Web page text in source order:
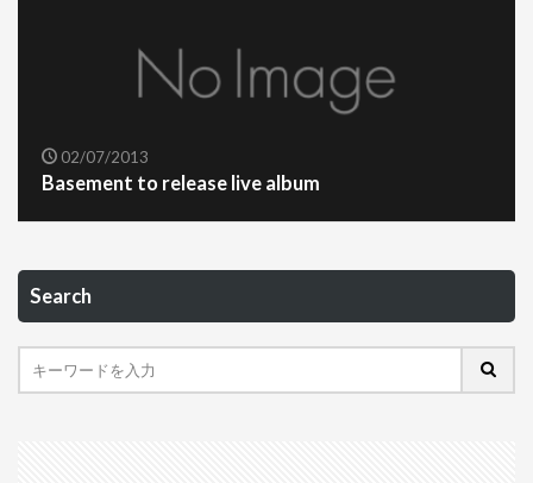
02/07/2013
Basement to release live album
Search